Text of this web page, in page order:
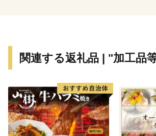
関連する返礼品 | "加工品